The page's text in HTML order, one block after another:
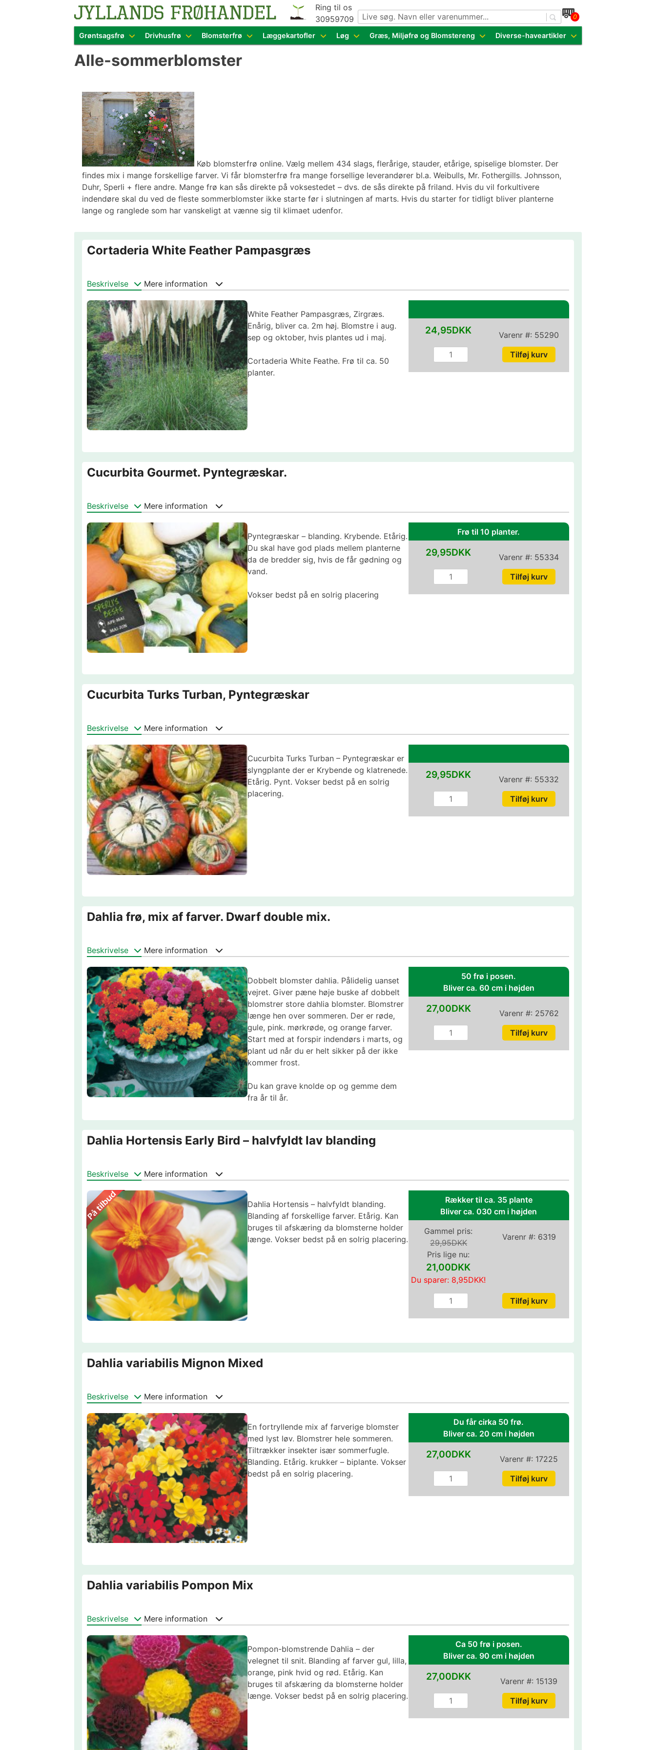
Skip
to
Blomster- og grøntsagsfrø fra hele Europa – få adgang til 1.229 spændende sorter
Ring til os
30959709
0
Grøntsagsfrø Drivhusfrø Blomsterfrø Læggekartofler Løg Græs, Miljøfrø og Blomstereng Diverse-haveartikler
Alle-sommerblomster
Køb blomsterfrø online. Vælg mellem 434 slags, flerårige, stauder, etårige, spiselige blomster. Der
findes mix i mange forskellige farver. Vi får blomsterfrø fra mange forsellige leverandører bl.a. Weibulls, Mr. Fothergills. Johnsson,
Duhr, Sperli + flere andre. Mange frø kan sås direkte på voksestedet – dvs. de sås direkte på friland. Hvis du vil forkultivere
indendøre skal du ved de fleste sommerblomster ikke starte før i slutningen af marts. Hvis du starter for tidligt bliver planterne
lange og ranglede som har vanskeligt at vænne sig til klimaet udenfor.
Cortaderia White Feather Pampasgræs
Beskrivelse Mere information
White Feather Pampasgræs, Zirgræs.
Enårig, bliver ca. 2m høj. Blomstre i aug.
sep og oktober, hvis plantes ud i maj.
Cortaderia White Feathe. Frø til ca. 50
planter.
Varenr #: 55290
24,95DKK
Cucurbita Gourmet. Pyntegræskar.
Beskrivelse Mere information
Pyntegræskar – blanding. Krybende. Etårig.
Du skal have god plads mellem planterne
da de bredder sig, hvis de får gødning og
vand.
Vokser bedst på en solrig placering
Frø til 10 planter.
Varenr #: 55334
29,95DKK
Cucurbita Turks Turban, Pyntegræskar
Beskrivelse Mere information
Cucurbita Turks Turban – Pyntegræskar er
slyngplante der er Krybende og klatrenede.
Etårig. Pynt. Vokser bedst på en solrig
placering.
Varenr #: 55332
29,95DKK
Dahlia frø, mix af farver. Dwarf double mix.
Beskrivelse Mere information
Dobbelt blomster dahlia. Pålidelig uanset
vejret. Giver pæne høje buske af dobbelt
blomstrer store dahlia blomster. Blomstrer
længe hen over sommeren. Der er røde,
gule, pink. mørkrøde, og orange farver.
Start med at forspir indendørs i marts, og
plant ud når du er helt sikker på der ikke
kommer frost.
Du kan grave knolde op og gemme dem
fra år til år.
50 frø i posen.
Bliver ca. 60 cm i højden
Varenr #: 25762
27,00DKK
Dahlia Hortensis Early Bird – halvfyldt lav blanding
Beskrivelse Mere information
Dahlia Hortensis – halvfyldt blanding.
Blanding af forskellige farver. Etårig. Kan
bruges til afskæring da blomsterne holder
længe. Vokser bedst på en solrig placering.
Rækker til ca. 35 plante
Bliver ca. 030 cm i højden
Varenr #: 6319
Gammel pris:
29,95DKK
Pris lige nu:
21,00DKK
Du sparer: 8,95DKK!
Dahlia variabilis Mignon Mixed
Beskrivelse Mere information
En fortryllende mix af farverige blomster
med lyst løv. Blomstrer hele sommeren.
Tiltrækker insekter især sommerfugle.
Blanding. Etårig. krukker – biplante. Vokser
bedst på en solrig placering.
Du får cirka 50 frø.
Bliver ca. 20 cm i højden
Varenr #: 17225
27,00DKK
Dahlia variabilis Pompon Mix
Beskrivelse Mere information
Pompon-blomstrende Dahlia – der
velegnet til snit. Blanding af farver gul, lilla,
orange, pink hvid og rød. Etårig. Kan
bruges til afskæring da blomsterne holder
længe. Vokser bedst på en solrig placering.
Ca 50 frø i posen.
Bliver ca. 90 cm i højden
Varenr #: 15139
27,00DKK